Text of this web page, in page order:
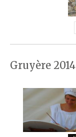
Gruyère 2014